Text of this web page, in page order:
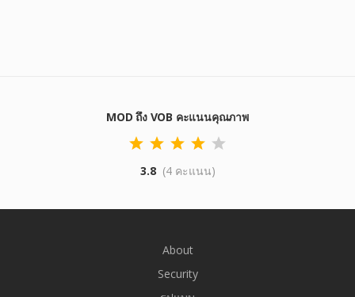
MOD ถึง VOB คะแนนคุณภาพ
3.8 (4 คะแนน)
About
Security